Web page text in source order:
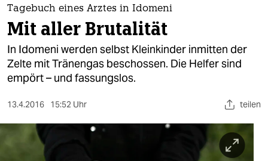
themen
politik
öko
gesellschaft
sport
Tagebuch eines Arztes in Idomeni
Mit aller Brutalität
In Idomeni werden selbst Kleinkinder inmitten der
Zelte mit Tränengas beschossen. Die Helfer sind
empört – und fassungslos.
13.4.2016 15:52 Uhr teilen